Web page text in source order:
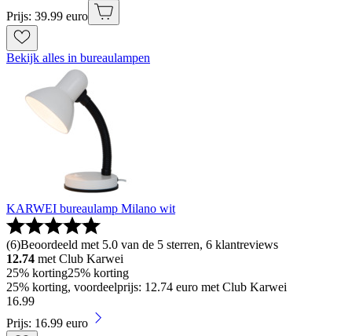
Prijs: 39.99 euro
Bekijk alles in bureaulampen
KARWEI bureaulamp Milano wit
(6)Beoordeeld met 5.0 van de 5 sterren, 6 klantreviews
12.74 met Club Karwei
25% korting25% korting
25% korting, voordeelprijs: 12.74 euro met Club Karwei
16.99
Prijs: 16.99 euro